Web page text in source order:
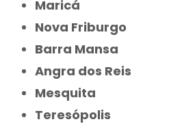
Maricá
Nova Friburgo
Barra Mansa
Angra dos Reis
Mesquita
Teresópolis